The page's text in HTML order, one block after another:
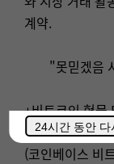
24시간 동안 다
계약.
"못믿겠음
+비트코인 현물
인 가격으로 하
(코인베이스 비